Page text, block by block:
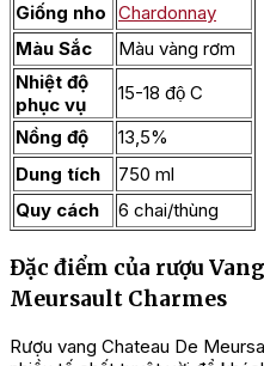
Giống nho Chardonnay
Màu Sắc
Màu vàng rơm
Nhiệt độ
phục vụ
15-18 độ C
Nồng độ
13,5%
Dung tích
750 ml
Quy cách
6 chai/thùng
Đặc điểm của rượu
Meursault Charmes
Rượu vang Chateau De